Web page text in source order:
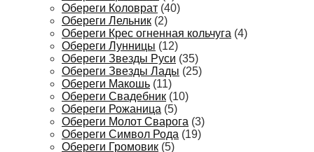
Обереги Коловрат (40)
Обереги Лельник (2)
Обереги Крес огненная кольчуга (4)
Обереги Лунницы (12)
Обереги Звезды Руси (35)
Обереги Звезды Лады (25)
Обереги Макошь (11)
Обереги Свадебник (10)
Обереги Рожаница (5)
Обереги Молот Сварога (3)
Обереги Символ Рода (19)
Обереги Громовик (5)